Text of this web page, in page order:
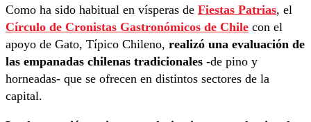
Como ha sido habitual en vísperas de Fiestas Patrias, el
Círculo de Cronistas Gastronómicos de Chile con el
apoyo de Gato, Típico Chileno, realizó una evaluación de
las empanadas chilenas tradicionales -de pino y
horneadas- que se ofrecen en distintos sectores de la
capital.